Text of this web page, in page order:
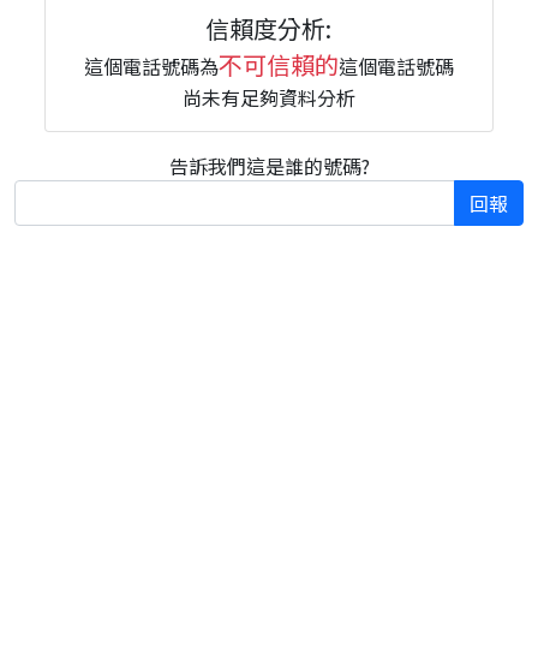
信賴度分析:
這個電話號碼為不可信賴的這個電話號碼
尚未有足夠資料分析
告訴我們這是誰的號碼?
回報